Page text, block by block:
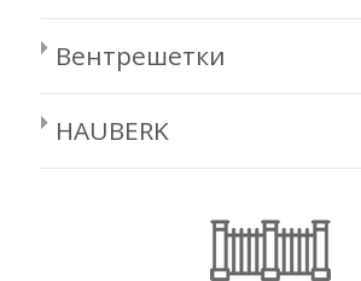
Вентрешетки
HAUBERK